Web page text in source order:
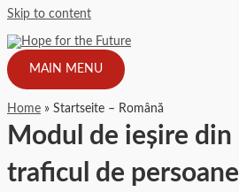
Skip to content
MAIN MENU
Home Startseite – Română
Modul de ieșire din
traficul de persoane